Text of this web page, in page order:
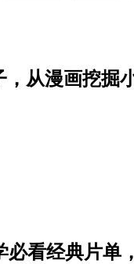
从漫画挖掘
看经典片单